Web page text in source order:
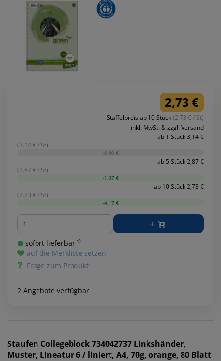
2,73 €
Staffelpreis ab 10 Stück(2.73 € / St)
inkl. MwSt. & zzgl. Versand
ab 1 Stück 3,14 €
(3.14 € / St)
-0,00 €
ab 5 Stück 2,87 €
(2.87 € / St)
-1,37 €
ab 10 Stück 2,73 €
(2.73 € / St)
-4,17 €
Menge
sofort lieferbar ¹⁾
auf die Merkliste setzen
Frage zum Produkt
2 Angebote verfügbar
Staufen Collegeblock 734042737 Linkshänder,
Muster, Lineatur 6 / liniert, A4, 70g, orange, 80 Blatt